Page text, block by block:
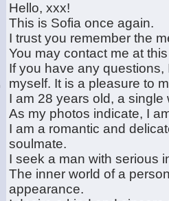
Hello, xxx!
This is Sofia once again.
I trust you remember the
You may contact me at
If you have any
myself. It is a pleasure to
I am 28 years old, a
As my photos indicate, I
I am a romantic and
soulmate.
I seek a man with serious
The inner world of a
appearance.